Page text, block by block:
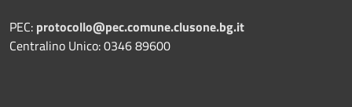
PEC: protocollo@pec.comune.clusone.bg.it
Centralino Unico: 0346 89600